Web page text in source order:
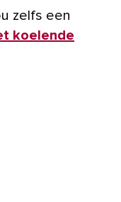
zelfs een
koelende